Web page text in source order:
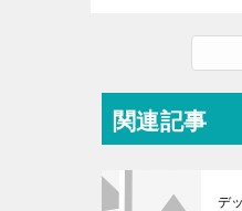
関連記事
デ